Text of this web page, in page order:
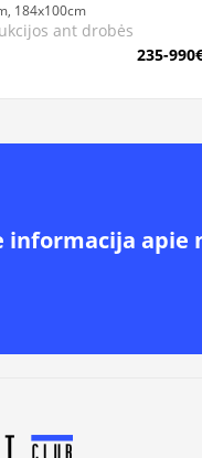
184x100cm
ant drobės
235-
informacija apie